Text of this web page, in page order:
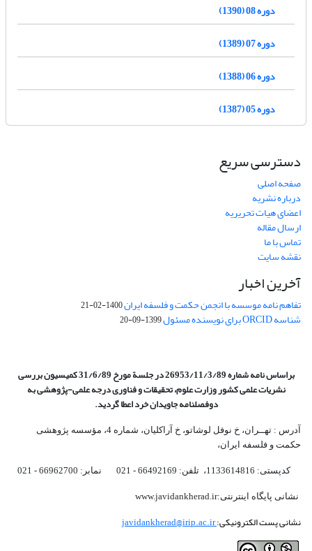
دوره 08 (1390)
دوره 07 (1389)
دوره 06 (1388)
دوره 05 (1387)
دسترسی سریع
صفحه اصلی
درباره نشریه
اعضای هیات تحریریه
ارسال مقاله
تماس با ما
نقشه سایت
آخرین اخبار
تفاهم نامه موسسه با انجمن حکمت و فلسفه ایران1400-02-21
شناسه ORCID برای نویسنده مسئول 1399-09-20
براساس نامه شماره 26953/11/3/89 در جلسة مورخ 31/6/89 کمیسیون
بررسی
نشریات علمی کشور وزارت علوم، تحقیقات و فناوری درجه علمی‌-پژوهشیبه
دوفصلنامه جاویدان خرد اعطا گردید.
آدرس : تهــران، خ نوفل لوشاتو، خ آراکلیان، شماره 4،‌ مؤسسه پژوهشی
حکمت و فلسفه ایران،‌
کدپستی: 1133614816، تلفن: 66492169 - 021 نمابر: 66962700 - 021
نشانی پایگاه اینترنتی:www.javidankherad.ir
نشانی پست الکترونیکی:javidankherad@irip.ac.ir